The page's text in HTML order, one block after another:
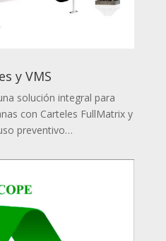
y VMS
solución integral para
con Carteles FullMatrix y
preventivo…